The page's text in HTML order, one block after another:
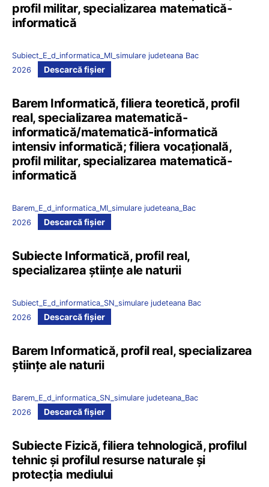
profil militar, specializarea matematică-
informatică
Subiect_E_d_informatica_MI_simulare judeteana Bac
2026
Descarcă fișier
Barem Informatică, filiera teoretică, profil
real, specializarea matematică-
informatică/matematică-informatică
intensiv informatică; filiera vocațională,
profil militar, specializarea matematică-
informatică
Barem_E_d_informatica_MI_simulare judeteana_Bac
2026
Descarcă fișier
Subiecte Informatică, profil real,
specializarea științe ale naturii
Subiect_E_d_informatica_SN_simulare judeteana Bac
2026
Descarcă fișier
Barem Informatică, profil real, specializarea
științe ale naturii
Barem_E_d_informatica_SN_simulare judeteana_Bac
2026
Descarcă fișier
Subiecte Fizică, filiera tehnologică, profilul
tehnic și profilul resurse naturale și
protecția mediului